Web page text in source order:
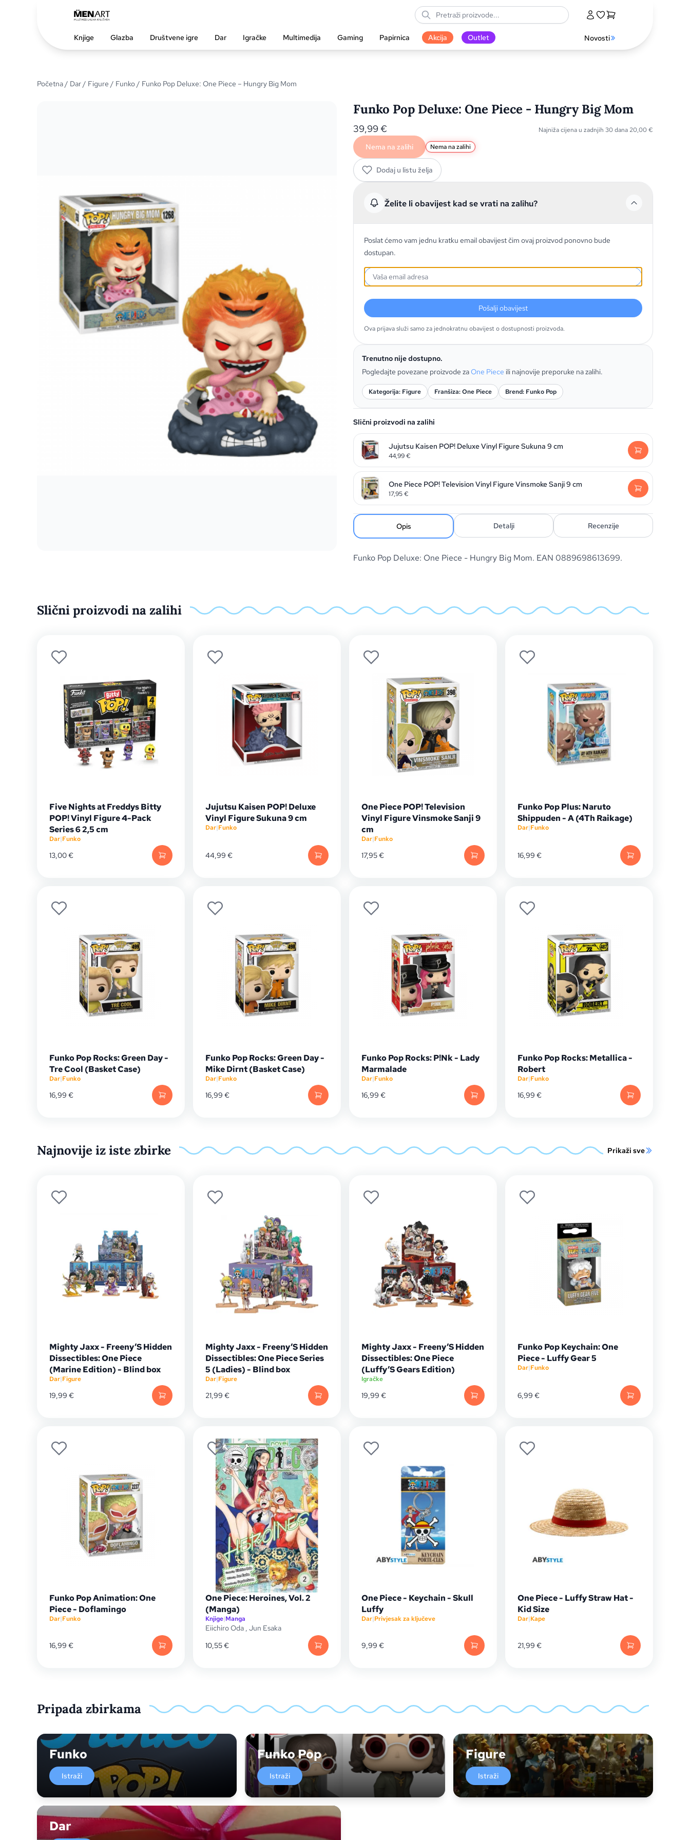
Knjige Glazba Društvene igre Dar Igračke Multimedija Gaming Papirnica Akcija Outlet Novosti
Početna/ Dar/ Figure / Funko/ Funko Pop Deluxe: One Piece – Hungry Big Mom
Funko Pop Deluxe: One Piece - Hungry Big Mom
39,99 € Najniža cijena u zadnjih 30 dana 20,00€
Nema na zalihi Nema na zalihi
Dodaj u listu želja
Želite li obavijest kad se vrati na zalihu?
Poslat ćemo vam jednu kratku email obavijest čim ovaj proizvod ponovno bude
dostupan.
Pošalji obavijest
Ova prijava služi samo za jednokratnu obavijest o dostupnosti proizvoda.
Trenutno nije dostupno.
Pogledajte povezane proizvode zaOne Piece ili najnovije preporuke na zalihi.
Kategorija: Figure Franšiza: One Piece Brend: Funko Pop
Slični proizvodi na zalihi
Jujutsu Kaisen POP! Deluxe Vinyl Figure Sukuna 9 cm
44,99€
One Piece POP! Television Vinyl Figure Vinsmoke Sanji 9 cm
17,95€
Opis Detalji Recenzije
Funko Pop Deluxe: One Piece - Hungry Big Mom. EAN 0889698613699.
Slični proizvodi na zalihi
Five Nights at Freddys Bitty
POP! Vinyl Figure 4-Pack
Series 6 2,5 cm
Dar|Funko
13,00€
Jujutsu Kaisen POP! Deluxe
Vinyl Figure Sukuna 9 cm
Dar|Funko
44,99 €
One Piece POP! Television
Vinyl Figure Vinsmoke Sanji 9
cm
Dar|Funko
17,95€
Funko Pop Plus: Naruto
Shippuden - A (4Th Raikage)
Dar|Funko
16,99 €
Funko Pop Rocks: Green Day -
Tre Cool (Basket Case)
Dar|Funko
16,99 €
Funko Pop Rocks: Green Day -
Mike Dirnt (Basket Case)
Dar|Funko
16,99 €
Funko Pop Rocks: P!Nk - Lady
Marmalade
Dar|Funko
16,99 €
Funko Pop Rocks: Metallica -
Robert
Dar|Funko
16,99 €
Najnovije iz iste zbirke Prikaži sve
Mighty Jaxx - Freeny’S Hidden
Dissectibles: One Piece
(Marine Edition) - Blind box
Dar|Figure
19,99 €
Mighty Jaxx - Freeny’S Hidden
Dissectibles: One Piece Series
5 (Ladies) - Blind box
Dar|Figure
21,99 €
Mighty Jaxx - Freeny’S Hidden
Dissectibles: One Piece
(Luffy’S Gears Edition)
Igračke
19,99 €
Funko Pop Keychain: One
Piece - Luffy Gear 5
Dar|Funko
6,99 €
Funko Pop Animation: One
Piece - Doflamingo
Dar|Funko
16,99 €
One Piece: Heroines, Vol. 2
(Manga)
Knjige|Manga
Eiichiro Oda , Jun Esaka
10,55€
One Piece - Keychain - Skull
Luffy
Dar|Privjesak za ključeve
9,99 €
One Piece - Luffy Straw Hat -
Kid Size
Dar|Kape
21,99 €
Pripada zbirkama
Funko
Istraži
Funko Pop
Istraži
Figure
Istraži
Dar